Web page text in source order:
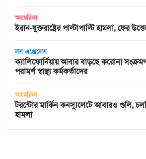
আমেরিকা
ইরান-যুক্তরাষ্ট্রের পাল্টাপাল্টি হামলা, ফের
লস এঞ্জেলেস
ক্যালিফোর্নিয়ায় আবার বাড়ছে করোনা
পরামর্শ স্বাস্থ্য কর্মকর্তাদের
আমেরিকা
টরন্টোর মার্কিন কনস্যুলেটে আবারও গুলি,
হামলা